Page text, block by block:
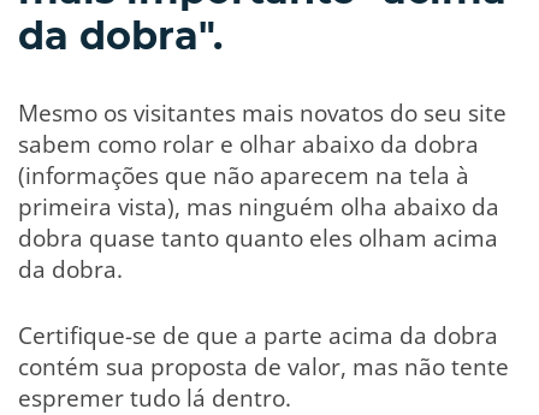
da dobra".
Mesmo os visitantes mais novatos do seu site
sabem como rolar e olhar abaixo da dobra
(informações que não aparecem na tela à
primeira vista), mas ninguém olha abaixo da
dobra quase tanto quanto eles olham acima
da dobra.
Certifique-se de que a parte acima da dobra
contém sua proposta de valor, mas não tente
espremer tudo lá dentro.